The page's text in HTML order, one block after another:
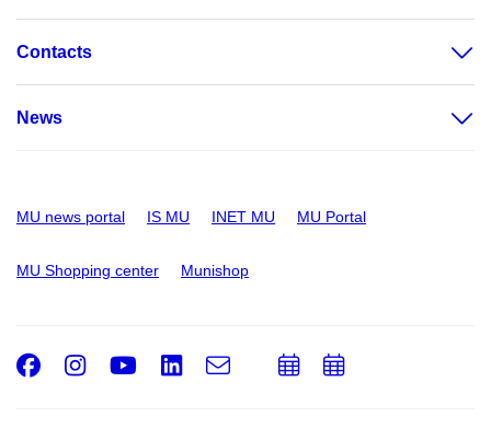
Contacts
News
MU news portal IS MU INET MU MU Portal
MU Shopping center Munishop
Facebook
Instagram
Youtube
LinkedIn
e-
AddAdd